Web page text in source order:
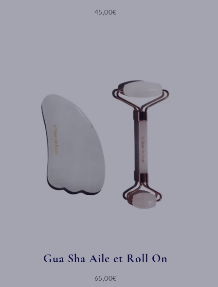
45,00€
Gua Sha Aile et Roll On
65,00€